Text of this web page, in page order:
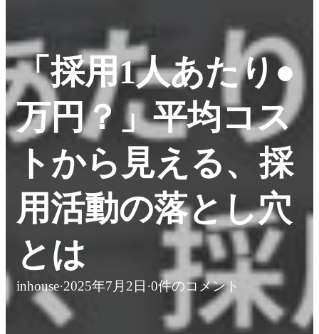
「採用1人あたり●
万円？」平均コス
トから見える、採
用活動の落とし穴
とは
inhouse·2025年7月2日 ·0件のコメント